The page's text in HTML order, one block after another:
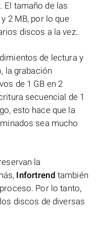
El tamaño de las
2 MB, por lo que
discos a la vez..
de lectura y
la grabación
de 1 GB en 2
secuencial de 1
esto hace que la
sea mucho
la
Infortrend también
Por lo tanto,
discos de diversas